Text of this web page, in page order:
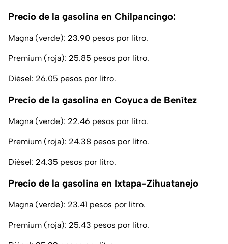
Precio de la gasolina en Chilpancingo:
Magna (verde): 23.90 pesos por litro.
Premium (roja): 25.85 pesos por litro.
Diésel: 26.05 pesos por litro.
Precio de la gasolina en Coyuca de Benítez
Magna (verde): 22.46 pesos por litro.
Premium (roja): 24.38 pesos por litro.
Diésel: 24.35 pesos por litro.
Precio de la gasolina en Ixtapa-Zihuatanejo
Magna (verde): 23.41 pesos por litro.
Premium (roja): 25.43 pesos por litro.